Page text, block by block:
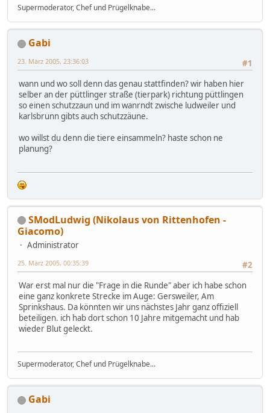
Supermoderator, Chef und Prügelknabe...
Gabi
#1
23. März 2005, 23:36:03
wann und wo soll denn das genau stattfinden? wir haben hier
selber an der püttlinger straße (tierpark) richtung püttlingen
so einen schutzzaun und im wanrndt zwische ludweiler und
karlsbrunn gibts auch schutzzäune.
wo willst du denn die tiere einsammeln? haste schon ne
planung?
SModLudwig (Nikolaus von Rittenhofen -
Giacomo)
Administrator
#2
25. März 2005, 00:35:39
War erst mal nur die "Frage in die Runde" aber ich habe schon
eine ganz konkrete Strecke im Auge: Gersweiler, Am
Sprinkshaus. Da könnten wir uns nächstes Jahr ganz offiziell
beteiligen. ich hab dort schon 10 Jahre mitgemacht und hab
wieder Blut geleckt.
Supermoderator, Chef und Prügelknabe...
Gabi